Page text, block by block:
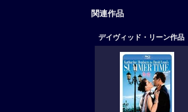
関連作品
デイヴィッド・リーン作品